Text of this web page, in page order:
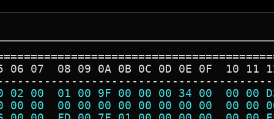
06 07  08 09 0A 0B 0C 0D 0E 0F  10 11
02 00  01 00 9F 00 00 00 34 00  00
00 00  00 00 00 00 00 00 00 00  00